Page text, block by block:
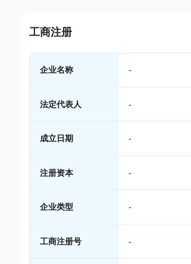
工商注册
企业名称 -
法定代表人 -
成立日期 -
注册资本 -
企业类型 -
工商注册号 -